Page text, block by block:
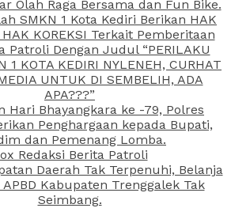
Olah Raga Bersama dan Fun Bike.
SMKN 1 Kota Kediri Berikan HAK
HAK KOREKSI Terkait Pemberitaan
Patroli Dengan Judul “PERILAKU
1 KOTA KEDIRI NYLENEH, CURHAT
UNTUK DI SEMBELIH, ADA
APA???”
Hari Bhayangkara ke -79, Polres
Penghargaan kepada Bupati,
dan Pemenang Lomba.
Redaksi Berita Patroli
Daerah Tak Terpenuhi, Belanja
APBD Kabupaten Trenggalek Tak
Seimbang.